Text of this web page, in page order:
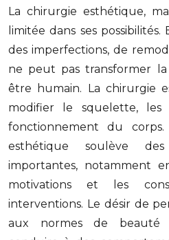
La chirurgie esthétique,
limitée dans ses
des imperfections, de
ne peut pas transformer
être humain. La chirurgie
modifier le squelette,
fonctionnement du
esthétique soulève
importantes, notamment
motivations et les
interventions. Le désir de
aux normes de beauté